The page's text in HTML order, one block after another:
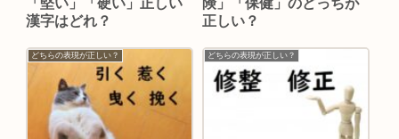
漢字はどれ？
正しい？
どちらの表現が正しい？ どちらの表現が正しい？